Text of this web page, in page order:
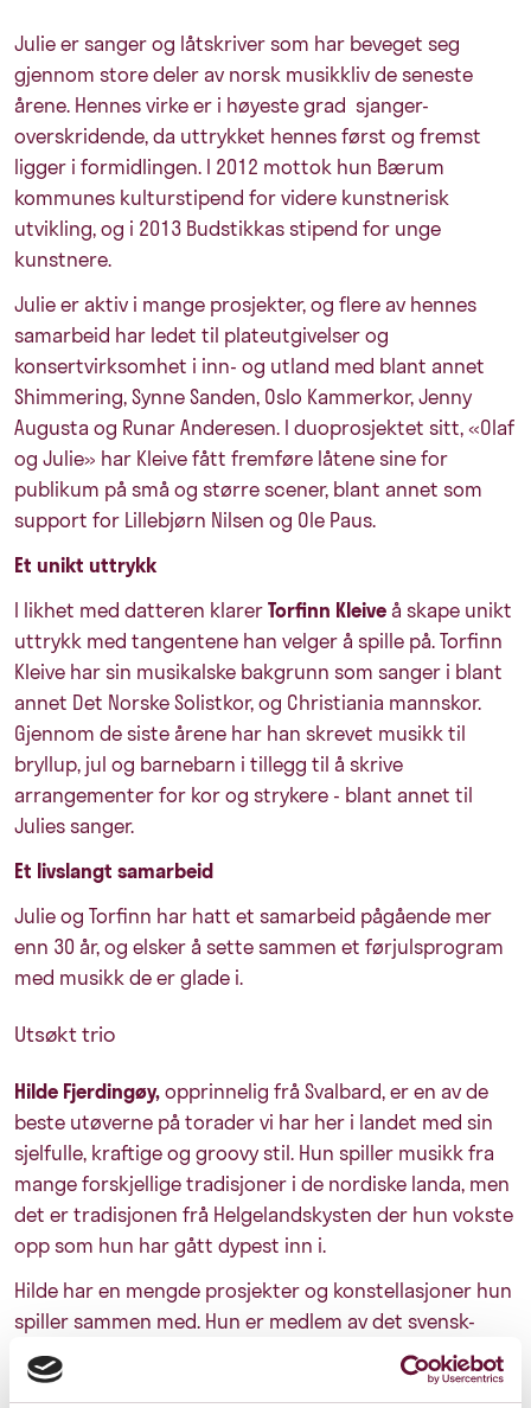
Julie er sanger og låtskriver som har beveget seg
gjennom store deler av norsk musikkliv de seneste
årene. Hennes virke er i høyeste grad sjanger-
overskridende, da uttrykket hennes først og fremst
ligger i formidlingen. I 2012 mottok hun Bærum
kommunes kulturstipend for videre kunstnerisk
utvikling, og i 2013 Budstikkas stipend for unge
kunstnere.
Julie er aktiv i mange prosjekter, og flere av hennes
samarbeid har ledet til plateutgivelser og
konsertvirksomhet i inn- og utland med blant annet
Shimmering, Synne Sanden, Oslo Kammerkor, Jenny
Augusta og Runar Anderesen. I duoprosjektet sitt, «Olaf
og Julie» har Kleive fått fremføre låtene sine for
publikum på små og større scener, blant annet som
support for Lillebjørn Nilsen og Ole Paus.
Et unikt uttrykk
I likhet med datteren klarerTorfinn Kleiveå skape unikt
uttrykk med tangentene han velger å spille på. Torfinn
Kleive har sin musikalske bakgrunn som sanger i blant
annet Det Norske Solistkor, og Christiania mannskor.
Gjennom de siste årene har han skrevet musikk til
bryllup, jul og barnebarn i tillegg til å skrive
arrangementer for kor og strykere - blant annet til
Julies sanger.
Et livslangt samarbeid
Julie og Torfinn har hatt et samarbeid pågående mer
enn 30 år, og elsker å sette sammen et førjulsprogram
med musikk de er glade i.
Utsøkt trio
Hilde Fjerdingøy,opprinnelig frå Svalbard, er en av de
beste utøverne på torader vi har her i landet med sin
sjelfulle, kraftige og groovy stil. Hun spiller musikk fra
mange forskjellige tradisjoner i de nordiske landa, men
det er tradisjonen frå Helgelandskysten der hun vokste
opp som hun har gått dypest inn i.
Hilde har en mengde prosjekter og konstellasjoner hun
spiller sammen med. Hun er medlem av det svensk-
norske bandet Rim, Hildur dansekompani, Duo
Fjerdingøy & Andersson og ikke minst er hun primus